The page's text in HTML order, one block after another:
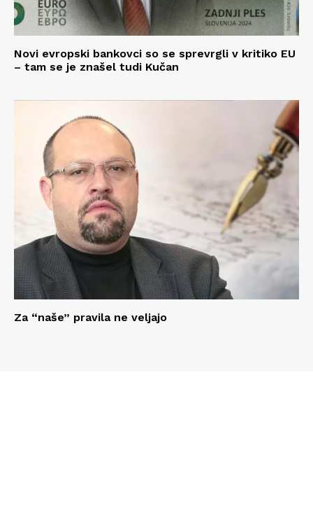
Novi evropski bankovci so se sprevrgli v kritiko EU
– tam se je znašel tudi Kučan
Za “naše” pravila ne veljajo